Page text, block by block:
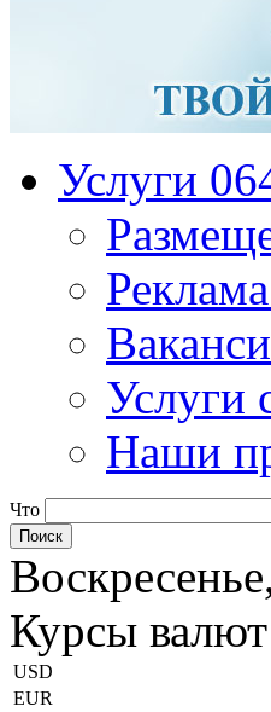
Услуги
Услуги
Наши
Что
Курсы
USD
EUR